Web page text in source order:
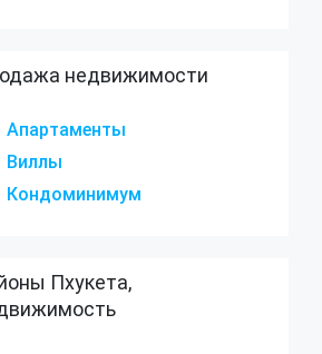
недвижимости
Апартаменты
Виллы
Кондоминимум
Пхукета,